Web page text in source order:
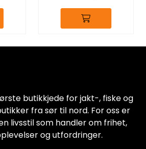
butikkjede for jakt-, fiske og
fra sør til nord. For oss er
livsstil som handler om frihet,
og utfordringer.